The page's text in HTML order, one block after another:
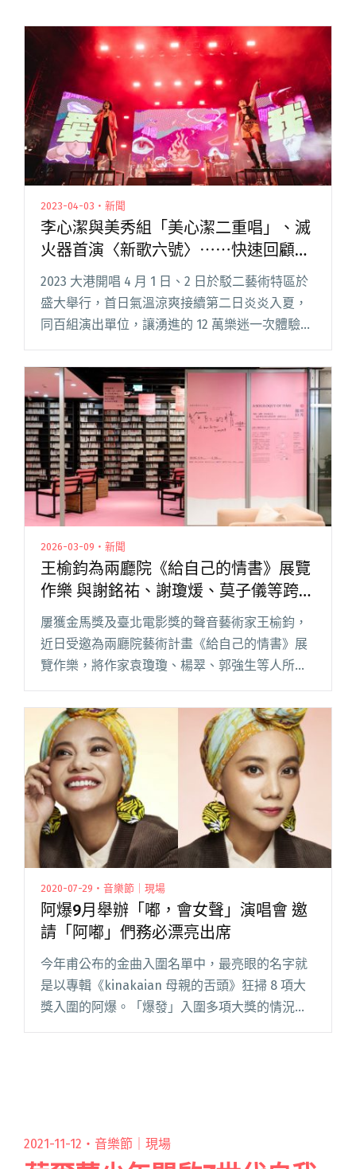
2023-04-03・新聞
李心潔與美秀組「美心潔二重唱」、滅
火器首演〈新歌六號〉⋯⋯快速回顧
2023大港開唱的十場亮點演出
2023 大港開唱 4 月 1 日、2 日於駁二藝術特區於
盛大舉行，首日氣溫涼爽接續第二日炎炎入夏，
同百組演出單位，讓湧進的 12 萬樂迷一次體驗港
都音樂祭的不同風景。 今年大港開唱同樣祭出特
色 feature 或組合演出，例如：隨性Ran閱讀全
文 "李心潔與美秀組「美心潔二重唱」、滅火器
首演〈新歌六號〉⋯⋯快速回顧2023大港開唱的
十場亮點演出"
2026-03-09・新聞
王榆鈞為兩廳院《給自己的情書》展覽
作樂 與謝銘祐、謝瓊煖、莫子儀等跨界
朗讀情感記憶
屢獲金馬獎及臺北電影獎的聲音藝術家王榆鈞，
近日受邀為兩廳院藝術計畫《給自己的情書》展
覽作樂，將作家袁瓊瓊、楊翠、郭強生等人所創
作，關於情感記憶的真摯文字，化為美麗的詩歌
進行布展。幕後編曲不僅搭檔吉他手大竹研、低
音提琴手王群婷、鼓手吳柏廷（落閱讀全文 "王
榆鈞為兩廳院《給自己的情書》展覽作樂 與謝銘
祐、謝瓊煖、莫子儀等跨界朗讀情感記憶"
2020-07-29・音樂節｜現場
阿爆9月舉辦「嘟，會女聲」演唱會 邀
請「阿嘟」們務必漂亮出席
今年甫公布的金曲入圍名單中，最亮眼的名字就
是以專輯《kinakaian 母親的舌頭》狂掃 8 項大
獎入圍的阿爆。「爆發」入圍多項大獎的情況，
讓她激動大喊：「Unbelievable！我還沒回神
2021-11-12・ 音樂節｜現場